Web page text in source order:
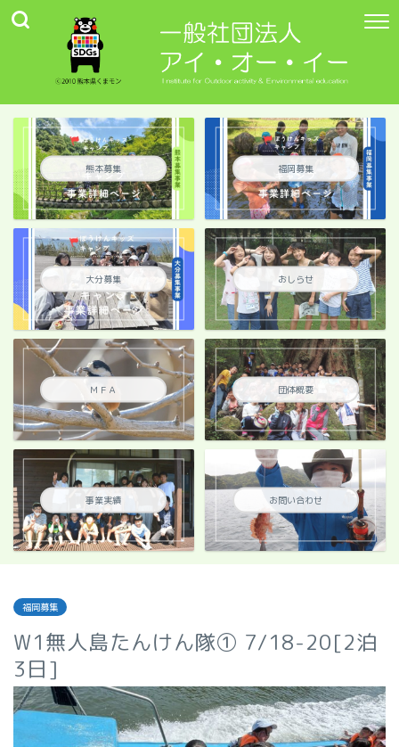
熊本募集 福岡募集
大分募集 おしらせ
ＭＦＡ 団体概要
事業実績 お問い合わせ
福岡募集
W1無人島たんけん隊① 7/18-20[2泊
3日]